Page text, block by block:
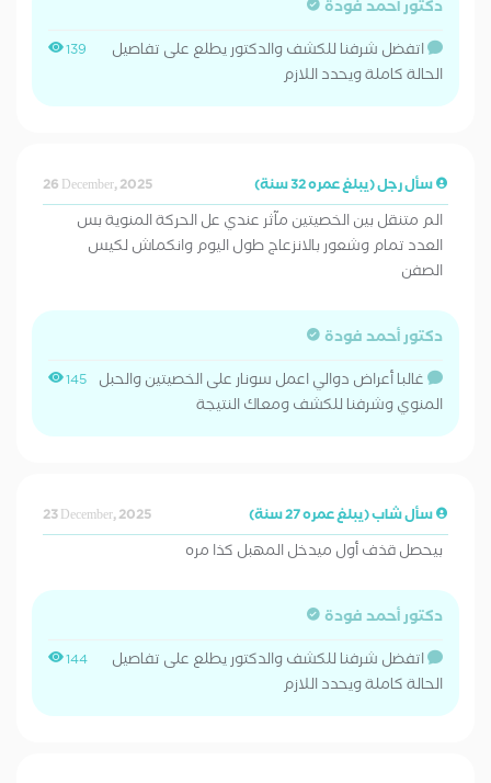
دكتور أحمد فودة
139
اتفضل شرفنا للكشف والدكتور يطلع على تفاصيل
الحالة كاملة ويحدد اللازم
سأل رجل (يبلغ عمره 32 سنة) 26 December, 2025
الم متنقل بين الخصيتين مآثر عندي عل الحركة المنوية بس
العدد تمام وشعور بالانزعاج طول اليوم وانكماش لكيس
الصفن
دكتور أحمد فودة
145 غالبا أعراض دوالي اعمل سونار على الخصيتين والحبل
المنوي وشرفنا للكشف ومعاك النتيجة
سأل شاب (يبلغ عمره 27 سنة) 23 December, 2025
بيحصل قذف أول ميدخل المهبل كذا مره
دكتور أحمد فودة
144
اتفضل شرفنا للكشف والدكتور يطلع على تفاصيل
الحالة كاملة ويحدد اللازم